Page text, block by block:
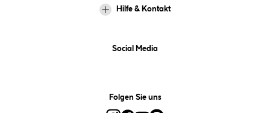
Hilfe & Kontakt
Social Media
Folgen Sie uns